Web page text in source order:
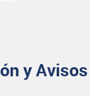
y Avisos